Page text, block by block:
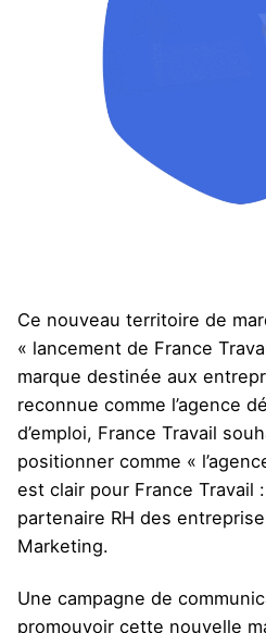
Ce nouveau territoire de
« lancement de France
marque destinée aux
reconnue comme l’agence
d’emploi, France Travail
positionner comme «
est clair pour France Travail
partenaire RH des
Marketing.
Une campagne de
promouvoir cette nouvelle